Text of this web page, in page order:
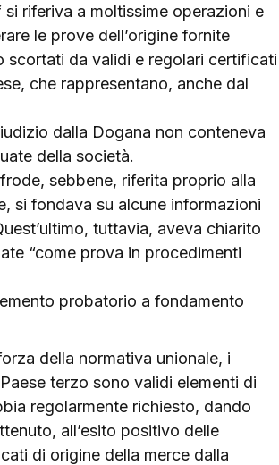
riferiva a moltissime operazioni e
le prove dell’origine fornite
scortati da validi e regolari certificati
che rappresentano, anche dal
dalla Dogana non conteneva
della società.
sebbene, riferita proprio alla
si fondava su alcune informazioni
tuttavia, aveva chiarito
“come prova in procedimenti
probatorio a fondamento
della normativa unionale, i
terzo sono validi elementi di
regolarmente richiesto, dando
all’esito positivo delle
di origine della merce dalla